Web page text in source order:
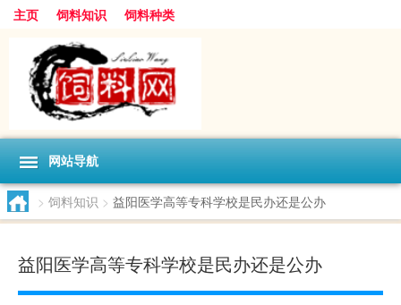
主页 饲料知识 饲料种类
网站导航
> 饲料知识 > 益阳医学高等专科学校是民办还是公办
益阳医学高等专科学校是民办还是公办